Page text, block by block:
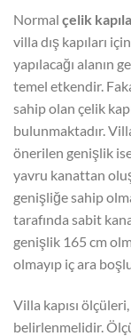
Normal çelik
villa dış kapıları
yapılacağı alanın
temel etkendir.
sahip olan çelik
bulunmaktadır.
önerilen genişlik
yavru kanattan
genişliğe sahip
tarafında sabit
genişlik 165 cm
olmayıp iç ara
Villa kapısı
belirlenmelidir.